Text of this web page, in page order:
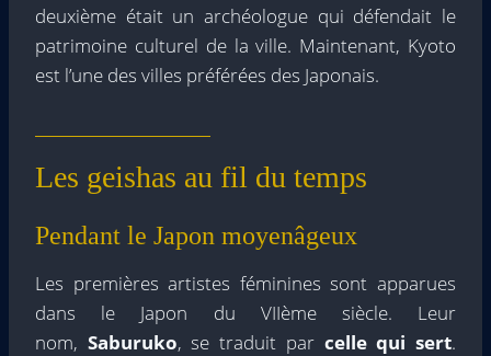
deuxième était un archéologue qui défendait le
patrimoine culturel de la ville. Maintenant, Kyoto
est l’une des villes préférées des Japonais.
Les geishas au fil du temps
Pendant le Japon moyenâgeux
Les premières artistes féminines sont apparues
dans le Japon du VIIème siècle. Leur
nom, Saburuko, se traduit par celle qui sert.